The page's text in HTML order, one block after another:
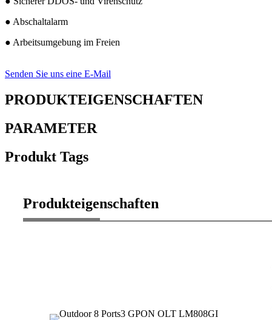
● Abschaltalarm
● Arbeitsumgebung im Freien
Senden Sie uns eine E-Mail
PRODUKTEIGENSCHAFTEN
PARAMETER
Produkt Tags
Produkteigenschaften